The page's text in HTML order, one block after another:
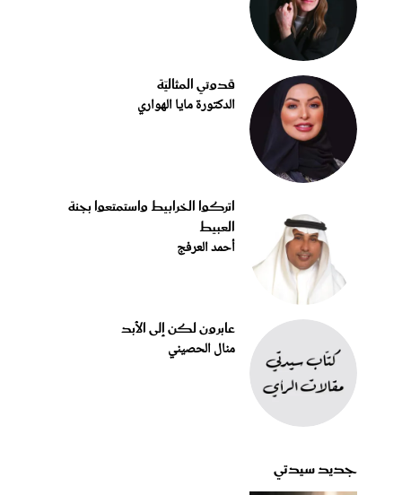
قدوتي المثاليّة
الدكتورة مايا الهواري
اتركوا الخرابيط واستمتعوا بجنة
العبيط
أحمد العرفج
عابرون لكن إلى الأبد
منال الحصيني
جديد سيدتي